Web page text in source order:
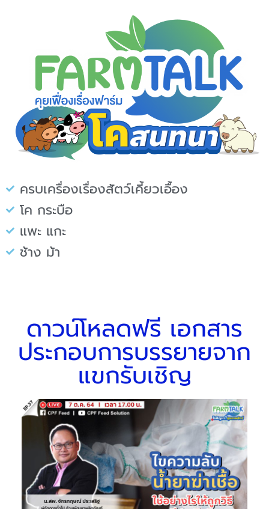
ครบเครื่องเรื่องสัตว์เคี้ยวเอื้อง
โค กระบือ
แพะ แกะ
ช้าง ม้า
ดาวน์โหลดฟรี เอกสาร
ประกอบการบรรยายจาก
แขกรับเชิญ